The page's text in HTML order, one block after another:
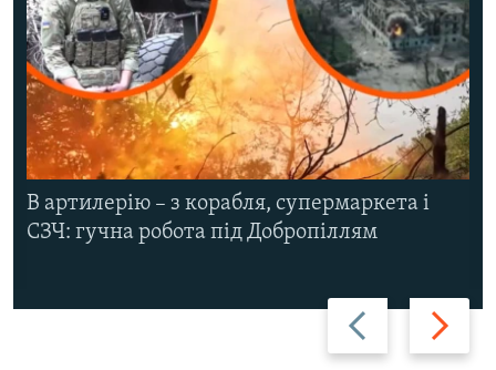
Назад Вперед
В артилерію – з корабля, супермаркета і
СЗЧ: гучна робота під Добропіллям